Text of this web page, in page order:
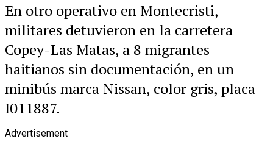
En otro operativo en Montecristi,
militares detuvieron en la carretera
Copey-Las Matas, a 8 migrantes
haitianos sin documentación, en un
minibús marca Nissan, color gris, placa
I011887.
Advertisement